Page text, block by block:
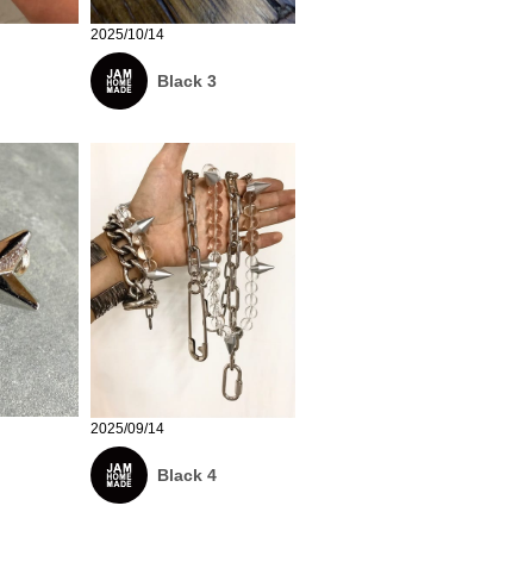
2025/10/14
Black 3
2025/09/14
Black 4